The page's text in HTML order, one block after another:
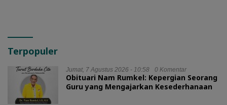
Terpopuler
Jumat, 7 Agustus 2026 - 10:58 0 Komentar
Obituari Nam Rumkel: Kepergian Seorang
Guru yang Mengajarkan Kesederhanaan